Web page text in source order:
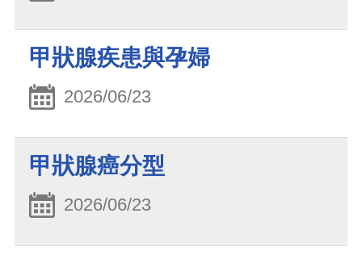
甲狀腺疾患與孕婦
2026/06/23
甲狀腺癌分型
2026/06/23